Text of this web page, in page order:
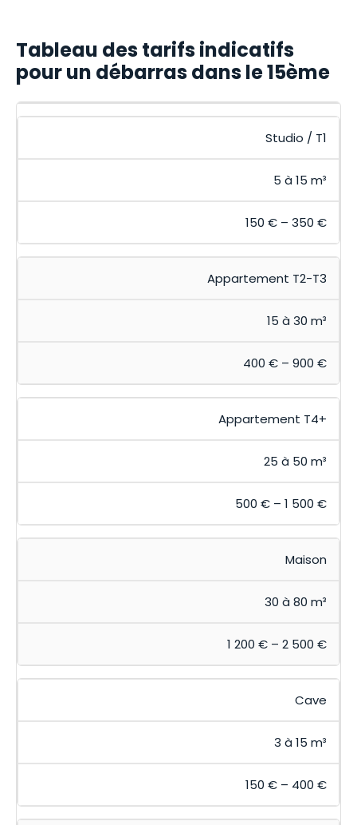
Tableau des tarifs indicatifs
pour un débarras dans le 15ème
Studio / T1
5 à 15 m³
150 € – 350 €
Appartement T2-T3
15 à 30 m³
400 € – 900 €
Appartement T4+
25 à 50 m³
500 € – 1 500 €
Maison
30 à 80 m³
1 200 € – 2 500 €
Cave
3 à 15 m³
150 € – 400 €